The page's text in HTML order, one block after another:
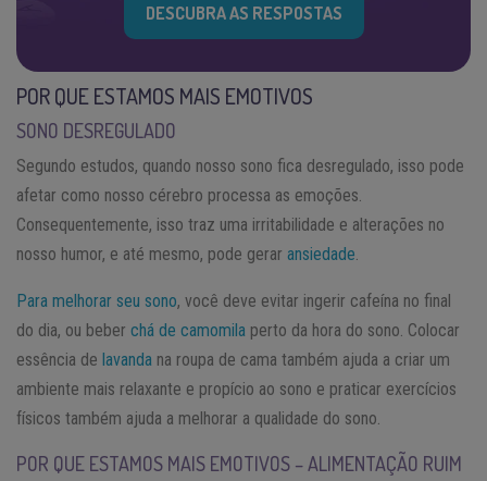
DESCUBRA AS RESPOSTAS
POR QUE ESTAMOS MAIS EMOTIVOS
SONO DESREGULADO
Segundo estudos, quando nosso sono fica desregulado, isso pode
afetar como nosso cérebro processa as emoções.
Consequentemente, isso traz uma irritabilidade e alterações no
nosso humor, e até mesmo, pode gerar ansiedade
Para melhorar seu sono, você deve evitar ingerir cafeína no final
do dia, ou beber chá de camomila perto da hora do sono. Colocar
essência de lavanda na roupa de cama também ajuda a criar um
ambiente mais relaxante e propício ao sono e praticar exercícios
físicos também ajuda a melhorar a qualidade do sono.
POR QUE ESTAMOS MAIS EMOTIVOS – ALIMENTAÇÃO RUIM